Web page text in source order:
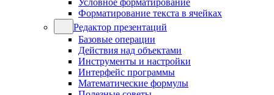
Условное форматирование
Форматирование текста в ячейках
Редактор презентаций
Базовые операции
Действия над объектами
Инструменты и настройки
Интерфейс программы
Математические формулы